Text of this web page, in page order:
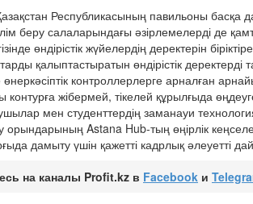
Республикасының павильоны басқа
беру салаларындағы әзірлемелерді
өндірістік жүйелердің деректерін
қалыптастыратын өндірістік
өнеркәсіптік контроллерлерге арналған
контурға жібермей, тікелей құрылғыда
мен студенттердің заманауи
орындарының Astana Hub-тың өңірлік
дамыту үшін қажетті кадрлық әлеуетті
на каналы Profit.kz в Facebook и